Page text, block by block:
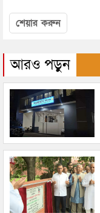
শেয়ার করুন
আরও পড়ুন